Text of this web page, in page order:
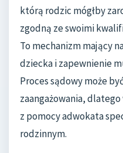
którą rodzic mógłby
zgodną ze swoimi
To mechanizm mający
dziecka i zapewnienie
Proces sądowy może
zaangażowania,
z pomocy adwokata
rodzinnym.